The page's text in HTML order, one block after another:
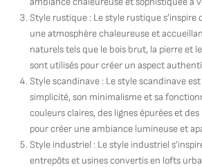
Style rustique : Le style rustique s’inspire
une atmosphère chaleureuse et
naturels tels que le bois brut, la pierre et
sont utilisés pour créer un aspect
Style scandinave : Le style scandinave
simplicité, son minimalisme et sa
couleurs claires, des lignes épurées et
pour créer une ambiance lumineuse et
Style industriel : Le style industriel
entrepôts et usines convertis en lofts